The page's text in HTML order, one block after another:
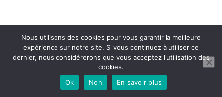
Nous utilisons des cookies pour vous garantir la meilleure
expérience sur notre site. Si vous continuez à utiliser ce
dernier, nous considérerons que vous acceptez l'utilisation des
cookies.
Ok
Non En savoir plus